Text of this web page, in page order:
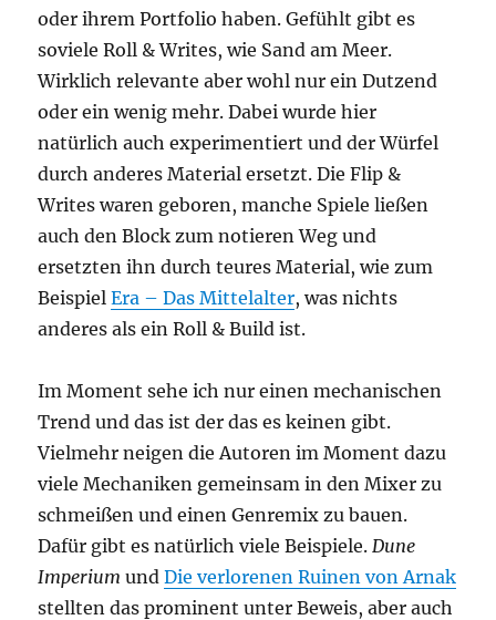
oder ihrem Portfolio haben. Gefühlt gibt es
soviele Roll & Writes, wie Sand am Meer.
Wirklich relevante aber wohl nur ein Dutzend
oder ein wenig mehr. Dabei wurde hier
natürlich auch experimentiert und der Würfel
durch anderes Material ersetzt. Die Flip &
Writes waren geboren, manche Spiele ließen
auch den Block zum notieren Weg und
ersetzten ihn durch teures Material, wie zum
BeispielEra – Das Mittelalter, was nichts
anderes als ein Roll & Build ist.
Im Moment sehe ich nur einen mechanischen
Trend und das ist der das es keinen gibt.
Vielmehr neigen die Autoren im Moment dazu
viele Mechaniken gemeinsam in den Mixer zu
schmeißen und einen Genremix zu bauen.
Dafür gibt es natürlich viele Beispiele. Dune
Imperium undDie verlorenen Ruinen von Arnak
stellten das prominent unter Beweis, aber auch